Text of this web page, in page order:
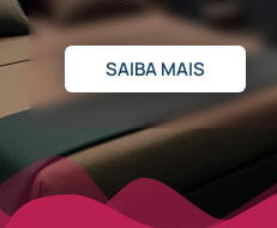
SAIBA MAIS